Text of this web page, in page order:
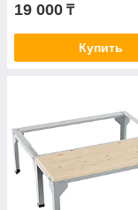
19 000 ₸
Купить